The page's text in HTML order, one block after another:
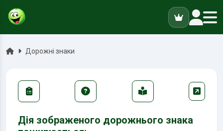
ГоловнаДорожні знаки
Дія зображеного дорожнього знака